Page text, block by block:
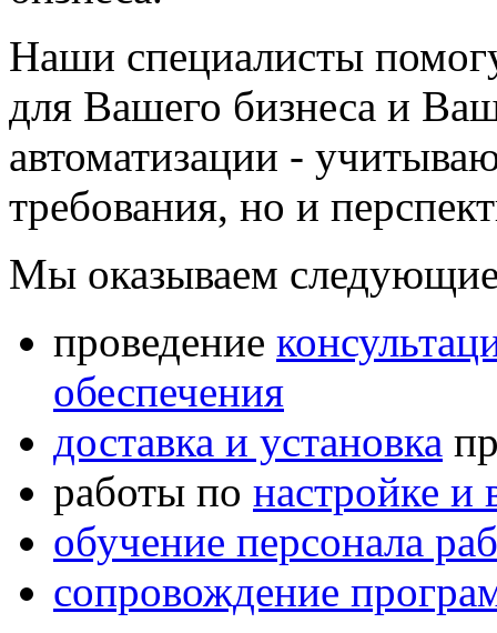
Наши специалисты
для Вашего бизнеса и
автоматизации -
требования, но и
Мы оказываем
проведение
обеспечения
доставка и установка
работы по настройке и
обучение персонала
сопровождение